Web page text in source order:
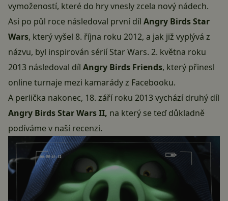
vymožeností, které do hry vnesly zcela nový nádech.
Asi po půl roce následoval první díl Angry Birds Star
Wars, který vyšel 8. října roku 2012, a jak již vyplývá z
názvu, byl inspirován sérií Star Wars. 2. května roku
2013 následoval díl Angry Birds Friends, který přinesl
online turnaje mezi kamarády z Facebooku.
A perlička nakonec, 18. září roku 2013 vychází druhý díl
Angry Birds Star Wars II, na který se teď důkladně
podíváme v naší recenzi.